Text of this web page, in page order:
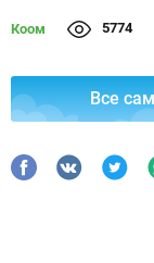
Коом 5774
Все